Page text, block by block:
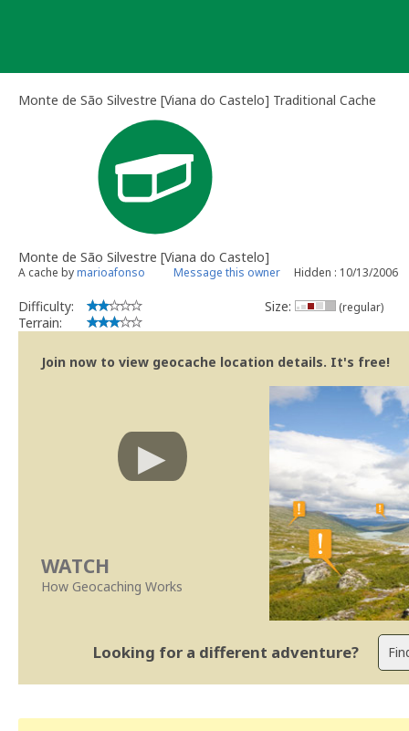
Monte de São Silvestre [Viana do Castelo] Traditional Cache
Monte de São Silvestre [Viana do Castelo]
A cache bymarioafonso Message this owner Hidden : 10/13/2006
Difficulty:
Terrain:
Size: (regular)
Join now to view geocache location details. It's free!
WATCH
How Geocaching Works
Looking for a different adventure?